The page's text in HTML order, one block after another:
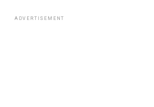
ADVERTISEMENT